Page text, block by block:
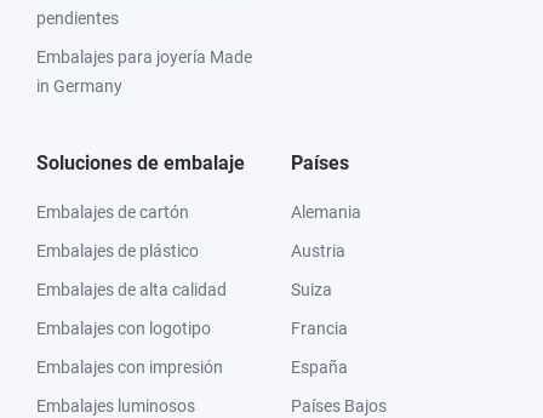
pendientes
Embalajes para joyería Made
in Germany
Soluciones de embalaje
Embalajes de cartón
Embalajes de plástico
Embalajes de alta calidad
Embalajes con logotipo
Embalajes con impresión
Embalajes luminosos
Países
Alemania
Austria
Suiza
Francia
España
Países Bajos